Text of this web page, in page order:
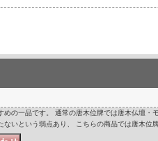
めの一品です。 通常の唐木位牌では唐木仏壇・
ないという弱点あり、 こちらの商品では唐木位